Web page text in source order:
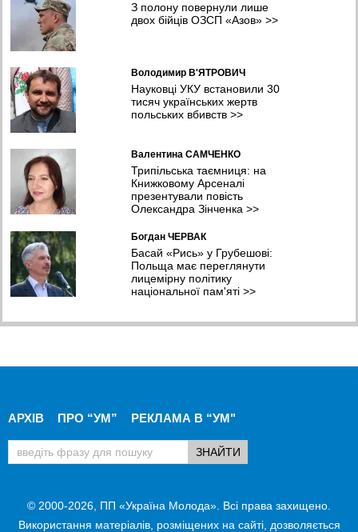
З полону повернули лише
двох бійців ОЗСП «Азов»>>
Володимир В'ЯТРОВИЧ
Науковці УКУ встановили 30
тисяч українських жертв
польських вбивств>>
Валентина САМЧЕНКО
Трипільська таємниця: на
Книжковому Арсеналі
презентували повість
Олександра Зінченка>>
Богдан ЧЕРВАК
Басай «Рись» у Грубешові:
Польща має переглянути
лицемірну політику
національної пам'яті>>
АРХІВ ПРО “УМ” РЕКЛАМА В “УМ"
© 2000-2026, ПП «Україна Молода». Всі права захищено.
Використання матеріалів, розміщених на сайті, дозволяється